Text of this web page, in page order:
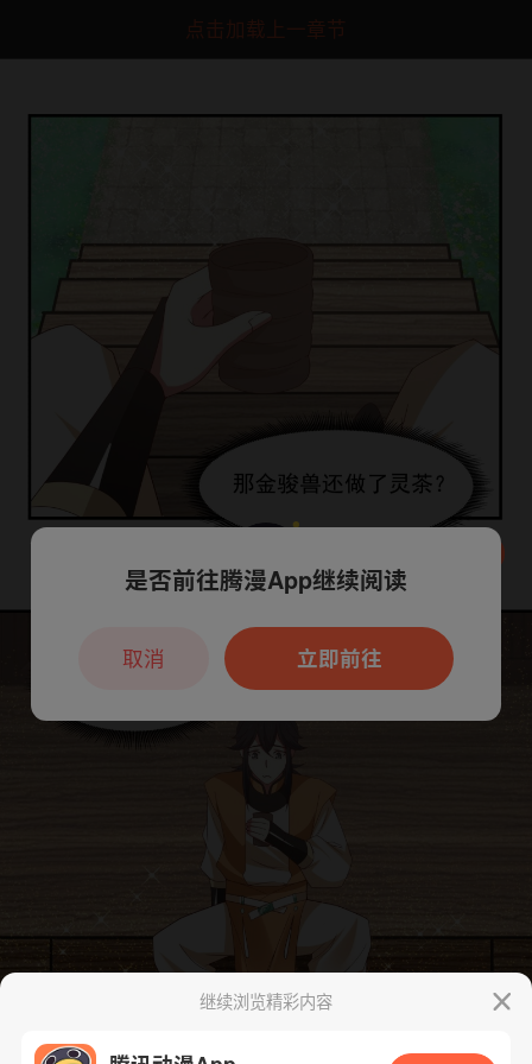
点击加载上一章节
继续浏览精彩内容
本章节仅支持App阅读，可打开App新用
户7天免费看
是否前往腾漫App继续阅读
立即前往
取消